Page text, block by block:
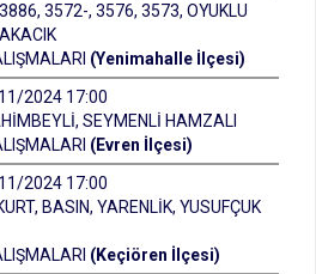
3572-, 3576, 3573, OYUKLU
(Yenimahalle İlçesi)
2024 17:00
SEYMENLİ HAMZALI
(Evren İlçesi)
2024 17:00
BASIN, YARENLİK, YUSUFÇUK
(Keçiören İlçesi)